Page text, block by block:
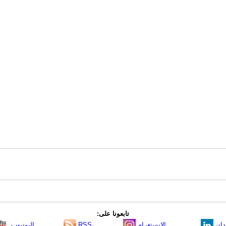
تابعونا على: